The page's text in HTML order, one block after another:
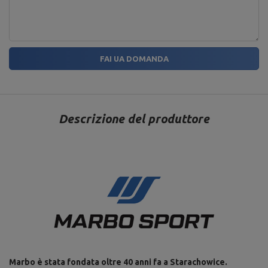
FAI UA DOMANDA
Descrizione del produttore
Marbo è stata fondata oltre 40 anni fa a Starachowice.